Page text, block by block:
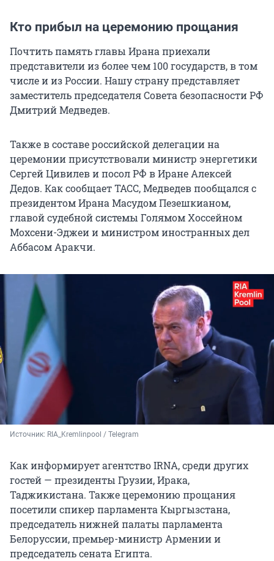
Кто прибыл на церемонию прощания
Почтить память главы Ирана приехали
представители из более чем 100 государств, в том
числе и из России. Нашу страну представляет
заместитель председателя Совета безопасности РФ
Дмитрий Медведев.
Также в составе российской делегации на
церемонии присутствовали министр энергетики
Сергей Цивилев и посол РФ в Иране Алексей
Дедов. Как сообщает ТАСС, Медведев пообщался с
президентом Ирана Масудом Пезешкианом,
главой судебной системы Голямом Хоссейном
Мохсени-Эджеи и министром иностранных дел
Аббасом Аракчи.
Источник: RIA_Kremlinpool / Telegram
Как информирует агентство IRNA, среди других
гостей — президенты Грузии, Ирака,
Таджикистана. Также церемонию прощания
посетили спикер парламента Кыргызстана,
председатель нижней палаты парламента
Белоруссии, премьер-министр Армении и
председатель сената Египта.